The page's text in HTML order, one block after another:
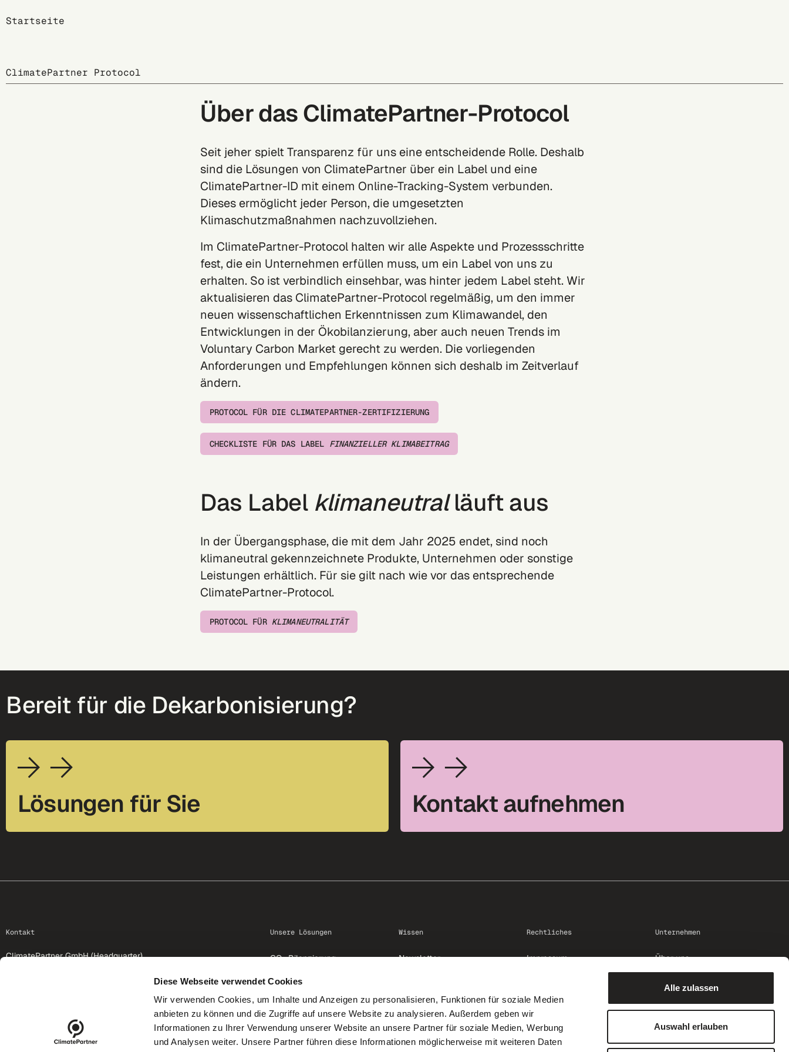
Diese Webseite verwendet Cookies
Wir verwenden Cookies, um Inhalte und Anzeigen zu personalisieren, Funktionen für soziale Medien
anbieten zu können und die Zugriffe auf unsere Website zu analysieren. Außerdem geben wir
Informationen zu Ihrer Verwendung unserer Website an unsere Partner für soziale Medien, Werbung
und Analysen weiter. Unsere Partner führen diese Informationen möglicherweise mit weiteren Daten
Alle zulassen
Auswahl erlauben
Breadcrumb
Startseite
ClimatePartner Protocol
Über das ClimatePartner-Protocol
Seit jeher spielt Transparenz für uns eine entscheidende Rolle. Deshalb
sind die Lösungen von ClimatePartner über ein Label und eine
ClimatePartner-ID mit einem Online-Tracking-System verbunden.
Dieses ermöglicht jeder Person, die umgesetzten
Klimaschutzmaßnahmen nachzuvollziehen.
Im ClimatePartner-Protocol halten wir alle Aspekte und Prozessschritte
fest, die ein Unternehmen erfüllen muss, um ein Label von uns zu
erhalten. So ist verbindlich einsehbar, was hinter jedem Label steht. Wir
aktualisieren das ClimatePartner-Protocol regelmäßig, um den immer
neuen wissenschaftlichen Erkenntnissen zum Klimawandel, den
Entwicklungen in der Ökobilanzierung, aber auch neuen Trends im
Voluntary Carbon Market gerecht zu werden. Die vorliegenden
Anforderungen und Empfehlungen können sich deshalb im Zeitverlauf
ändern.
PROTOCOL FÜR DIE CLIMATEPARTNER-ZERTIFIZIERUNG
CHECKLISTE FÜR DAS LABEL FINANZIELLER KLIMABEITRAG
Das Label klimaneutralläuft aus
In der Übergangsphase, die mit dem Jahr 2025 endet, sind noch
klimaneutral gekennzeichnete Produkte, Unternehmen oder sonstige
Leistungen erhältlich. Für sie gilt nach wie vor das entsprechende
ClimatePartner-Protocol.
PROTOCOL FÜRKLIMANEUTRALITÄT
Bereit für die Dekarbonisierung?
Lösungen für Sie Kontakt aufnehmen
footer-25
Kontakt
ClimatePartner GmbH (Headquarter)
Unsere Lösungen
CO Bilanzierung
Kommunikation
EmpCo
Amazon Climate Pledge Friendly
Wissen
Newsletter
Blog
Glossar
Case studies
Rechtliches
Impressum
Code of Conduct
Compliance: speak up
AGB
Unternehmen
Über uns